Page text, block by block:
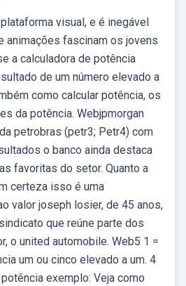
visual, e é inegável
animações fascinam os jovens
a calculadora de potência
de um número elevado a
como calcular potência, os
da potência. Webjpmorgan
petrobras (petr3; Petr4) com
o banco ainda destaca
favoritas do setor. Quanto a
certeza isso é uma
valor joseph losier, de 45 anos,
que reúne parte dos
o united automobile. Web5 1 =
um ou cinco elevado a um. 4
exemplo: Veja como